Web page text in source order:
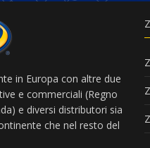
in Europa con altre due
e commerciali (Regno
e diversi distributori sia
che nel resto del